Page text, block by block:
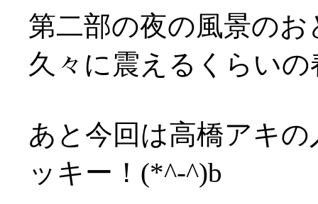
第二部の夜の風景の
久々に震えるくらい
あと今回は高橋アキ
ッキー！(*^-^)b